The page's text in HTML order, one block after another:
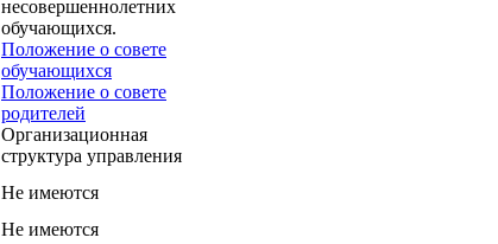
несовершеннолетних
обучающихся.
Положение о совете
обучающихся
Положение о совете
родителей
Организационная
структура управления
Не имеются
Не имеются